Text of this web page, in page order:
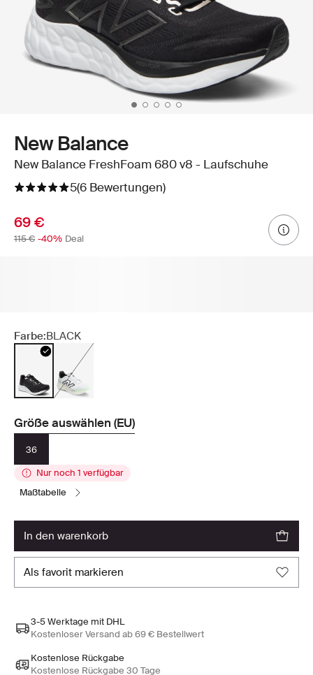
New Balance
New Balance FreshFoam 680 v8 - Laufschuhe
5(6 Bewertungen)
69 €
115 € -40% Deal
Farbe:BLACK
Größe auswählen (EU)
36
Nur noch 1 verfügbar
maßtabelle
in den warenkorb
als favorit markieren
3-5 Werktage mit DHL
Kostenloser Versand ab 69 € Bestellwert
Kostenlose Rückgabe
Kostenlose Rückgabe 30 Tage